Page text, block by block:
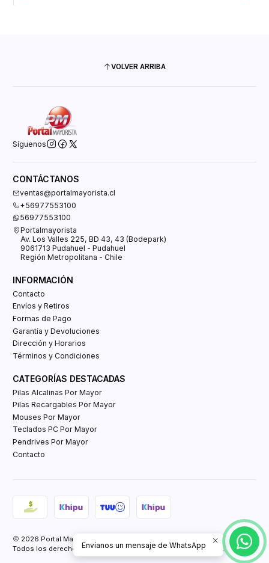
VOLVER ARRIBA
Síguenos
CONTÁCTANOS
ventas@portalmayorista.cl
+56977553100
56977553100
Portalmayorista
Av. Los Valles 225, BD 43, 43 (Bodepark)
9061713 Pudahuel - Pudahuel
Región Metropolitana - Chile
INFORMACIÓN
Contacto
Envíos y Retiros
Formas de Pago
Garantía y Devoluciones
Dirección y Horarios
Términos y Condiciones
CATEGORÍAS DESTACADAS
Pilas Alcalinas Por Mayor
Pilas Recargables Por Mayor
Mouses Por Mayor
Teclados PC Por Mayor
Pendrives Por Mayor
Contacto
2026 Portal Mayorista Tienda E-Commerce.
Todos los derechos reservados. Powered by Retail Market SPA
Envíanos un mensaje de WhatsApp